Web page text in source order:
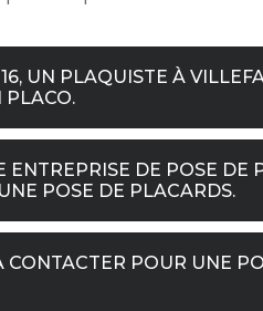
UN PLAQUISTE À
PLACO.
ENTREPRISE DE POSE DE
POSE DE PLACARDS.
POUR UNE